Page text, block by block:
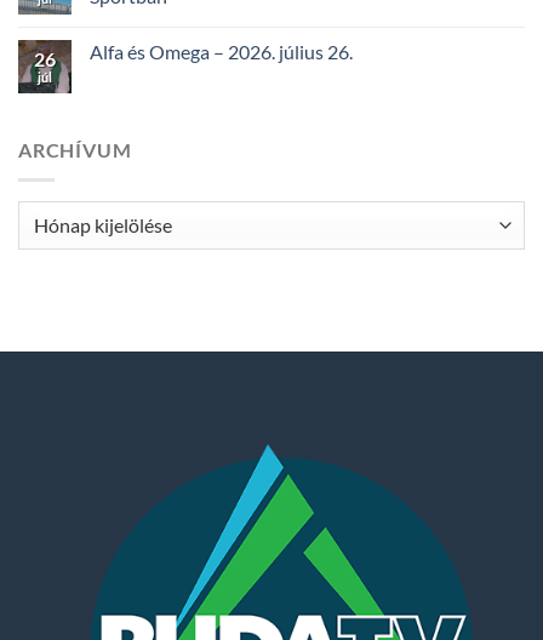
26
júl
Alfa és Omega – 2026. július 26.
ARCHÍVUM
Archívum